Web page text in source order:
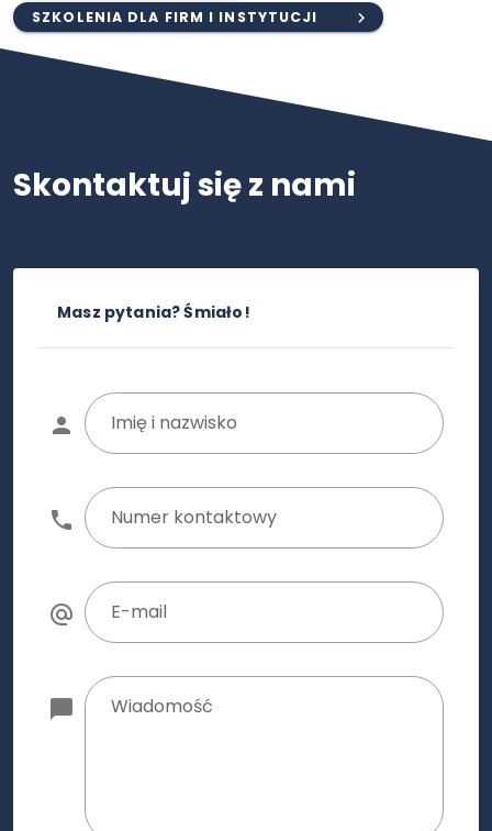
SZKOLENIA DLA FIRM I INSTYTUCJI
Skontaktuj się z nami
Masz pytania? Śmiało!
Imię i nazwisko
Numer kontaktowy
E-mail
Wiadomość